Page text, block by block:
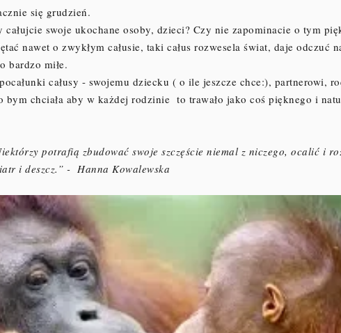
się grudzień.
całujcie swoje ukochane osoby, dzieci? Czy nie zapominacie o tym
nawet o zwykłym całusie, taki całus rozwesela świat, daje odczuć
bardzo miłe.
całusy - swojemu dziecku ( o ile jeszcze chce:), partnerowi,
bym chciała aby w każdej rodzinie to trawało jako coś pięknego i
potrafią zbudować swoje szczęście niemal z niczego, ocalić i
i deszcz.” - Hanna Kowalewska